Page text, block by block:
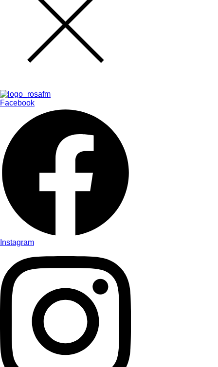
Facebook
Instagram